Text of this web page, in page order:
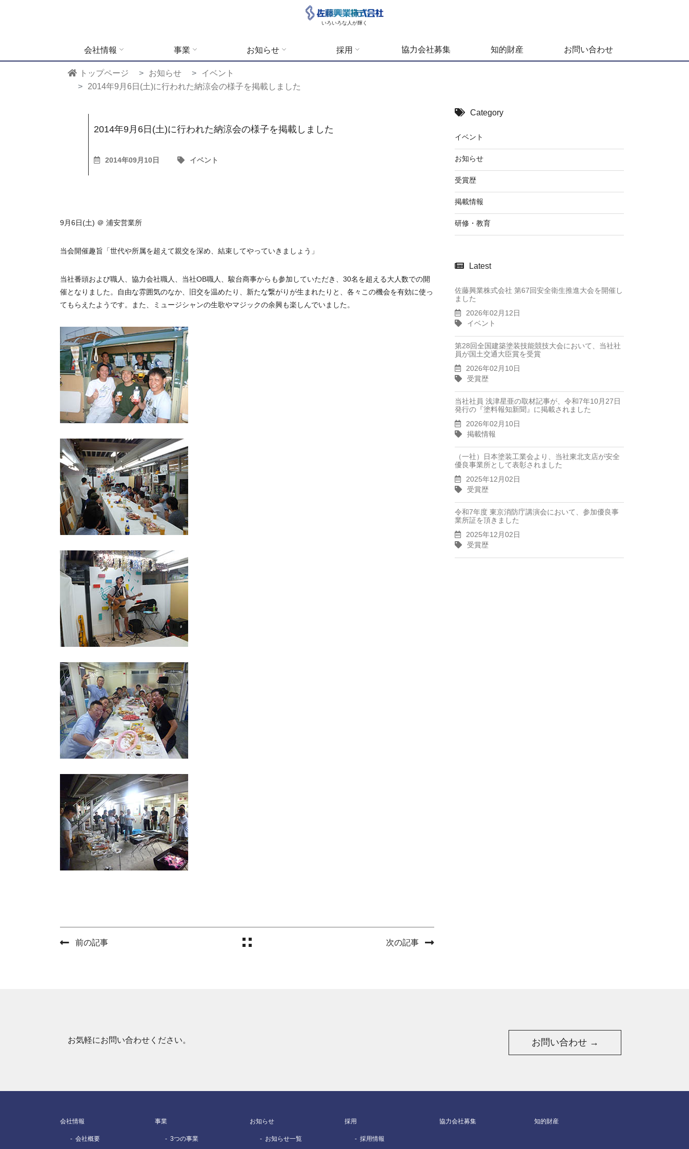
いろいろな人が輝く
会社情報 事業 お知らせ 採用 協力会社募集 知的財産 お問い合わせ
トップページ お知らせ
イベント
2014年9月6日(土)に行われた納涼会の様子を掲載しました
2014年9月6日(土)に行われた納涼会の様子を掲載しました
2014年09月10日 イベント
9月6日(土) ＠ 浦安営業所
当会開催趣旨「世代や所属を超えて親交を深め、結束してやっていきましょう」
当社番頭および職人、協力会社職人、当社OB職人、駿台商事からも参加していただき、30名を超える大人数での開
催となりました。自由な雰囲気のなか、旧交を温めたり、新たな繋がりが生まれたりと、各々この機会を有効に使っ
てもらえたようです。また、ミュージシャンの生歌やマジックの余興も楽しんでいました。
前の記事 次の記事
Category
イベント
お知らせ
受賞歴
掲載情報
研修・教育
Latest
佐藤興業株式会社 第67回安全衛生推進大会を開催し
ました
2026年02月12日
イベント
第28回全国建築塗装技能競技大会において、当社社
員が国土交通大臣賞を受賞
2026年02月10日
受賞歴
当社社員 浅津星亜の取材記事が、令和7年10月27日
発行の『塗料報知新聞』に掲載されました
2026年02月10日
掲載情報
（一社）日本塗装工業会より、当社東北支店が安全
優良事業所として表彰されました
2025年12月02日
受賞歴
令和7年度 東京消防庁講演会において、参加優良事
業所証を頂きました
2025年12月02日
受賞歴
お気軽にお問い合わせください。 お問い合わせ →
会社情報
会社概要
事業
3つの事業
お知らせ
お知らせ一覧
採用
採用情報
協力会社募集 知的財産